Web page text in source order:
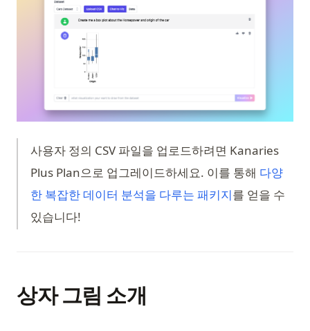
dynamic-data-visualization
google-drive-analytics
metabase-vs-looker
Offline ChatGPT: 언제 어디서나 당신의 개인 AI 체팅 도우미
Open AI '해당 모델이 존재하지 않습니다' 오류 해결하기
OpenAI o1의 빠른 리뷰
OpenAI를 최대한 활용하는 방법 - OpenAI 사용 상세 가이드
OpenChat AI: GPT-3로 구동하는 대화형 인공지능의 미래
OpenChat AI: The Future of Conversational AI Powered by
GPT-3
OpenLLM: Easily Take Control of Large Language Models
OpenLLM: 큰 언어 모델 쉽게 제어하기
OpenLLaMA: LLaMA 큰 언어 모델의 오픈 소스 재현
OpenLLaMA: The Open-Source Reproduction of LLaMA
Orca 13B: 마이크로소프트의 GPT-4 새로운 오픈소스 라이벌
Python Vector Database: The Best Databases and Tools for
Spatial Data and Generative AI
Python 벡터 데이터베이스: 공간 데이터와 생성형 AI를 위한 최
고의 데이터베이스와 도구
Sorting Pandas DataFrame by Index
Unpacking Lists in Pandas Columns: Comprehensive Guide
pandas-fillna
pandas-query
데이터 분석을 위한 Pandas Shift 메소드 사용 방법: 포괄적인 가
이드
판다 Pandas의 to_datetime 함수를 사용하여 데이터 처리하기
Python Pi 가이드: 튜토리얼, 예제, 그리고 최적의 방법
Python Poetry: Modern Dependency Management and
Packaging Guide
Python Poetry: 현대적인 의존성 관리 및 패키징 가이드
Python Random Sampling: Tips and Techniques for
Effective Data Analysis
Samples
Python Random: 난수, 선택, 샘플 생성하기
Python Regex: The Complete Guide to Regular Expressions
in Python
Python Requests Library: Complete Guide to HTTP Requests
Python Reverse Range 사용 방법: 쉬운 가이드
사용자 정의 CSV 파일을 업로드하려면 Kanaries
Plus Plan으로 업그레이드하세요. 이를 통해 다양
한 복잡한 데이터 분석을 다루는 패키지(opens in a
를 얻을 수
있습니다!
상자 그림 소개